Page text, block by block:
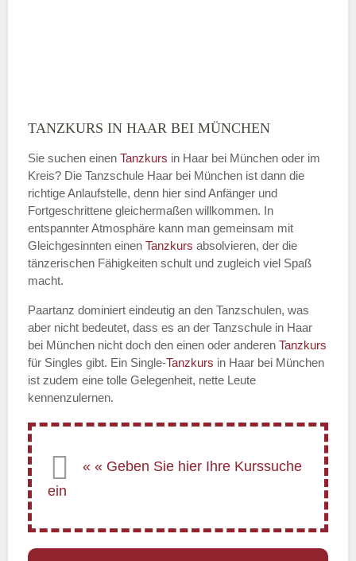
TANZKURS IN HAAR BEI MÜNCHEN
Sie suchen einen Tanzkurs in Haar bei München oder im
Kreis? Die Tanzschule Haar bei München ist dann die
richtige Anlaufstelle, denn hier sind Anfänger und
Fortgeschrittene gleichermaßen willkommen. In
entspannter Atmosphäre kann man gemeinsam mit
Gleichgesinnten einen Tanzkurs absolvieren, der die
tänzerischen Fähigkeiten schult und zugleich viel Spaß
macht.
Paartanz dominiert eindeutig an den Tanzschulen, was
aber nicht bedeutet, dass es an der Tanzschule in Haar
bei München nicht doch den einen oder anderen Tanzkurs
für Singles gibt. Ein Single-Tanzkurs in Haar bei München
ist zudem eine tolle Gelegenheit, nette Leute
kennenzulernen.